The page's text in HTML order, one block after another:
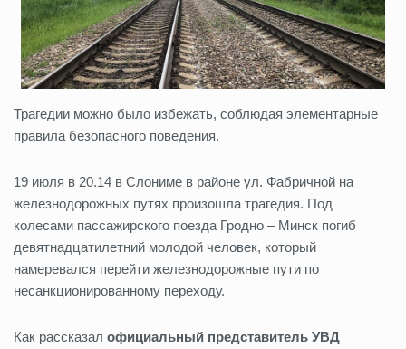
Трагедии можно было избежать, соблюдая элементарные
правила безопасного поведения.
19 июля в 20.14 в Слониме в районе ул. Фабричной на
железнодорожных путях произошла трагедия. Под
колесами пассажирского поезда Гродно – Минск погиб
девятнадцатилетний молодой человек, который
намеревался перейти железнодорожные пути по
несанкционированному переходу.
Как рассказал официальный представитель УВД